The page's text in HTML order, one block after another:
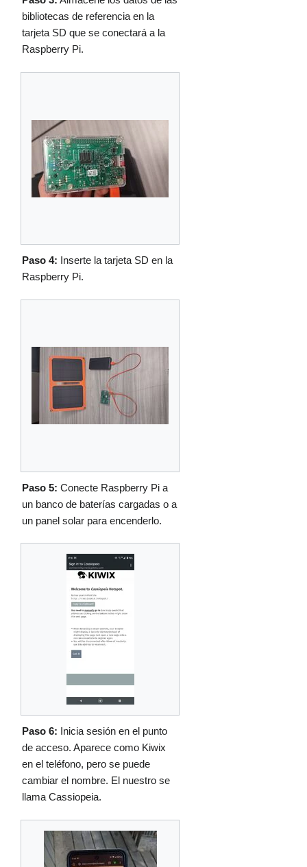
bibliotecas de referencia en la
tarjeta SD que se conectará a la
Raspberry Pi.
Paso 4: Inserte la tarjeta SD en la
Raspberry Pi.
Paso 5: Conecte Raspberry Pi a
un banco de baterías cargadas o a
un panel solar para encenderlo.
Paso 6: Inicia sesión en el punto
de acceso. Aparece como Kiwix
en el teléfono, pero se puede
cambiar el nombre. El nuestro se
llama Cassiopeia.